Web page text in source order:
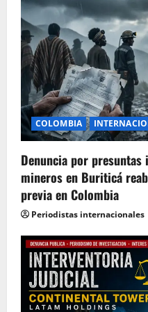
COLOMBIA
Denuncia por
mineros en Buriticá
previa en Colombia
Periodistas internacionales